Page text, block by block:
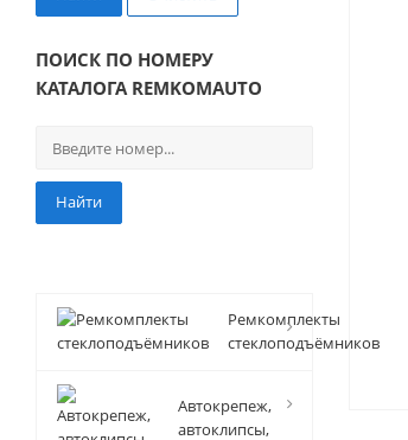
ПОИСК ПО НОМЕРУ
КАТАЛОГА REMKOMAUTO
Найти
Ремкомплекты
стеклоподъёмников
Автокрепеж,
автоклипсы,